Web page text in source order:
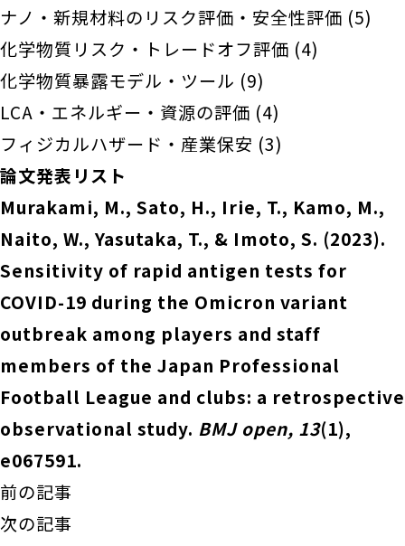
ナノ・新規材料のリスク評価・安全性評価 (5)
化学物質リスク・トレードオフ評価 (4)
化学物質暴露モデル・ツール (9)
LCA・エネルギー・資源の評価 (4)
フィジカルハザード・産業保安 (3)
論文発表リスト
Murakami, M., Sato, H., Irie, T., Kamo, M.,
Naito, W., Yasutaka, T., & Imoto, S. (2023).
Sensitivity of rapid antigen tests for
COVID-19 during the Omicron variant
outbreak among players and staff
members of the Japan Professional
Football League and clubs: a retrospective
observational study. BMJ open, 13(1),
e067591.
前の記事
次の記事